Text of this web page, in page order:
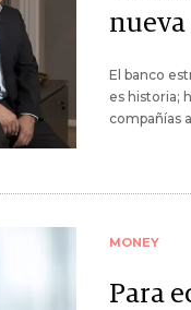
nueva
El banco
es historia;
compañías
MONEY
Para